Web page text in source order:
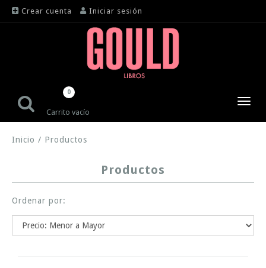
Crear cuenta Iniciar sesión
Carrito vacío
0
Inicio / Productos
Productos
Ordenar por: